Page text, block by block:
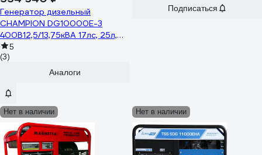
Генератор дизельный
CHAMPION DG10000E-3
400В12,5/13,75кВА 17лс, 25л,
эл.стартер, колеса, счетчик
VIDG10000E-3
5
(3)
Аналоги
Подписаться
Нет в наличии Нет в наличии